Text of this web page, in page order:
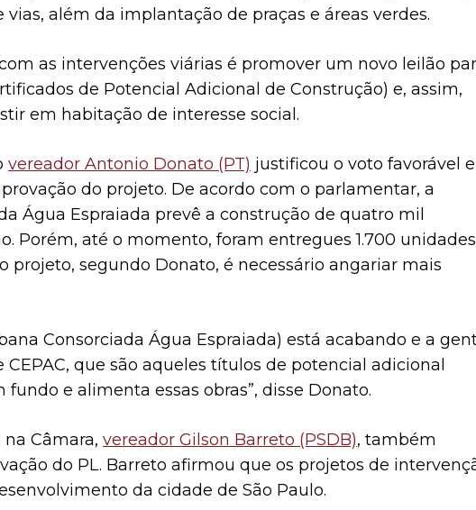
além da implantação de praças e áreas verdes.
as intervenções viárias é promover um novo leilão
de Potencial Adicional de Construção) e, assim,
em habitação de interesse social.
vereador Antonio Donato (PT) justificou o voto favorável e
do projeto. De acordo com o parlamentar, a
Água Espraiada prevê a construção de quatro mil
Porém, até o momento, foram entregues 1.700
projeto, segundo Donato, é necessário angariar mais
Consorciada Água Espraiada) está acabando e a
que são aqueles títulos de potencial adicional
e alimenta essas obras”, disse Donato.
Câmara, vereador Gilson Barreto (PSDB), também
do PL. Barreto afirmou que os projetos de
da cidade de São Paulo.